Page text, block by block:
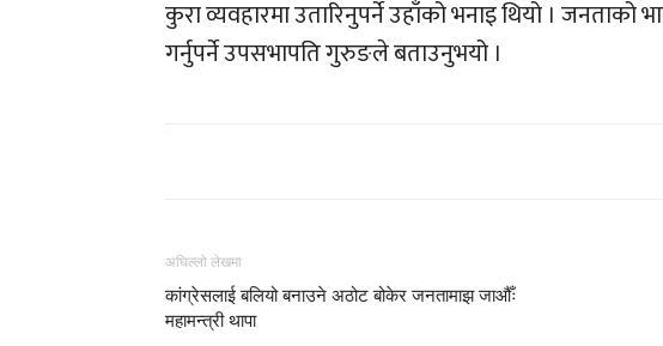
कुरा व्यवहारमा उतारिनुपर्ने उहाँको भनाइ थियो । जनताको
गर्नुपर्ने उपसभापति गुरुङले बताउनुभयो ।
अघिल्लो लेखमा
कांग्रेसलाई बलियो बनाउने अठोट बोकेर जनतामाझ जाऔँः
महामन्त्री थापा